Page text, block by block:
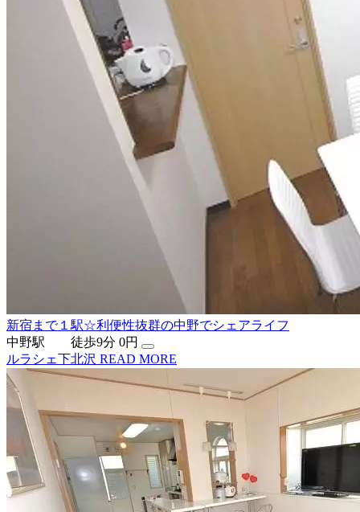
新宿まで１駅☆利便性抜群の中野でシェアライフ
中野駅 徒歩9分 0円
ルラシェ下北沢 READ MORE